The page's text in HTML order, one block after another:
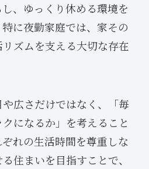
、ゆっくり休める環境を
に夜勤家庭では、家その
ズムを支える大切な存在
広さだけではなく、「毎
になるか」を考えること
れの生活時間を尊重しな
住まいを目指すことで、